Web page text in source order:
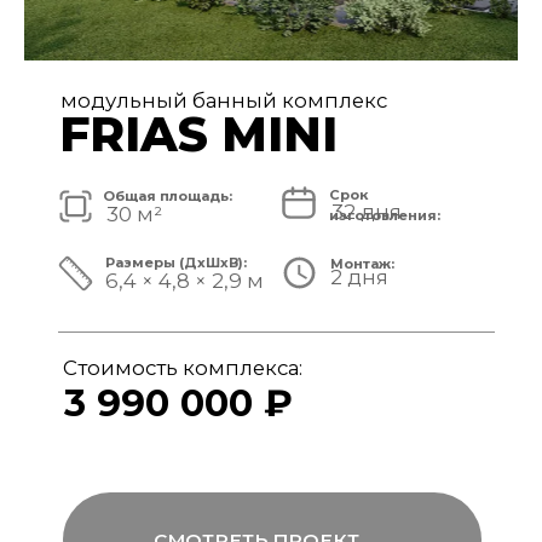
4 890 000 ₽
Монтаж:
2 дня
8,4 × 4,8 × 3,1 м
Размеры (ДxШxВ):
32 дня
изготовления:
40 м²
модульный банный комплекс